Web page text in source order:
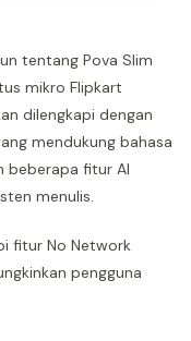
tentang Pova Slim
mikro Flipkart
dilengkapi dengan
mendukung bahasa
beberapa fitur AI
menulis.
fitur No Network
pengguna